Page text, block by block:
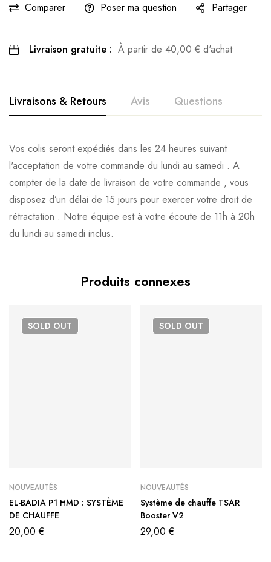
Comparer Poser ma question Partager
Livraison gratuite : À partir de 40,00 € d'achat
Livraisons & Retours Avis Questions
Vos colis seront expédiés dans les 24 heures suivant
l'acceptation de votre commande du lundi au samedi . A
compter de la date de livraison de votre commande , vous
disposez d’un délai de 15 jours pour exercer votre droit de
rétractation . Notre équipe est à votre écoute de 11h à 20h
du lundi au samedi inclus.
Avis clients
Based on 0 Reviews
Ajouter mon avis
Questions clients
question sur ce produit
Aucune question actuellement. Devenez le premier à poser
votre question !
Produits connexes
SOLD OUT
NOUVEAUTÉS
EL-BADIA P1 HMD : SYSTÈME
DE CHAUFFE
20,00€
SOLD OUT
NOUVEAUTÉS
Système de chauffe TSAR
Booster V2
29,00€